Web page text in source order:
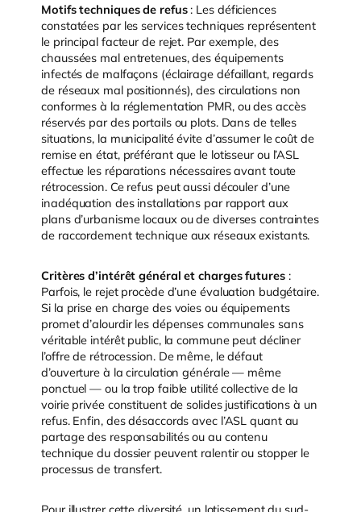
Motifs techniques de refus: Les déficiences
constatées par les services techniques représentent
le principal facteur de rejet. Par exemple, des
chaussées mal entretenues, des équipements
infectés de malfaçons (éclairage défaillant, regards
de réseaux mal positionnés), des circulations non
conformes à la réglementation PMR, ou des accès
réservés par des portails ou plots. Dans de telles
situations, la municipalité évite d’assumer le coût de
remise en état, préférant que le lotisseur ou l’ASL
effectue les réparations nécessaires avant toute
rétrocession. Ce refus peut aussi découler d’une
inadéquation des installations par rapport aux
plans d’urbanisme locaux ou de diverses contraintes
de raccordement technique aux réseaux existants.
Critères d’intérêt général et charges futures:
Parfois, le rejet procède d’une évaluation budgétaire.
Si la prise en charge des voies ou équipements
promet d’alourdir les dépenses communales sans
véritable intérêt public, la commune peut décliner
l’offre de rétrocession. De même, le défaut
d’ouverture à la circulation générale — même
ponctuel — ou la trop faible utilité collective de la
voirie privée constituent de solides justifications à un
refus. Enfin, des désaccords avec l’ASL quant au
partage des responsabilités ou au contenu
technique du dossier peuvent ralentir ou stopper le
processus de transfert.
Pour illustrer cette diversité, un lotissement du sud-